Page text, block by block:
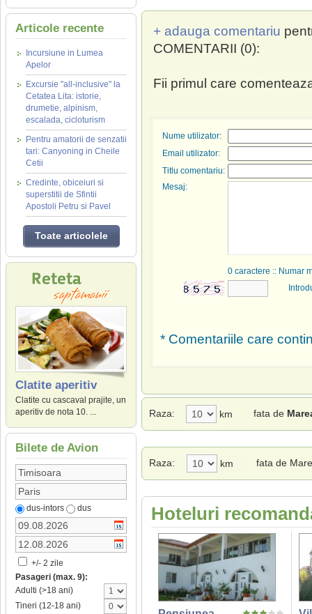
Articole recente
Incursiune in Lumea
Apelor
Excursie "all-inclusive" la
Cetatea Lita: istorie,
drumetie, alpinism,
escalada, cicloturism
Pentru amatorii de senzatii
tari: Canyoning in Cheile
Cetii
Credinte, obiceiuri si
superstitii de Sfintii
Apostoli Petru si Pavel
Toate articolele
Clatite aperitiv
Clatite cu cascaval prajite, un
aperitiv de nota 10. ...
Bilete de Avion
dus-intors dus
+/- 2 zile
Pasageri (max. 9):
Adulti (>18 ani)
Tineri (12-18 ani)
+ adauga comentariu
COMENTARII (0):
Fii primul care
Nume utilizator:
Email utilizator:
Titlu comentariu:
Mesaj:
0 caractere :: Numar
* Comentariile care
Raza: km fata de
Raza: km fata de
Hoteluri